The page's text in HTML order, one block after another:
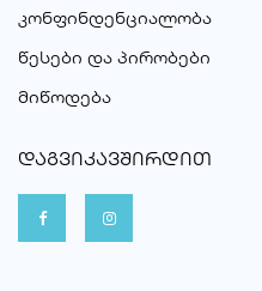
კონფინდენციალობა
წესები და პირობები
მიწოდება
ᲓᲐᲒᲕᲘᲙᲐᲕᲨᲘᲠᲓᲘᲗ